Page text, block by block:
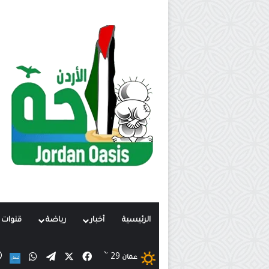
الرئيسية أخبار رياضة قنوات
عمان 29
℃ فيسبوك تيلقرام